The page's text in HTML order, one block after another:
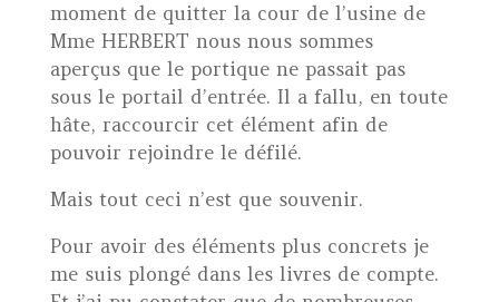
moment de quitter la cour de l’usine de
Mme HERBERT nous nous sommes
aperçus que le portique ne passait pas
sous le portail d’entrée. Il a fallu, en toute
hâte, raccourcir cet élément afin de
pouvoir rejoindre le défilé.
Mais tout ceci n’est que souvenir.
Pour avoir des éléments plus concrets je
me suis plongé dans les livres de compte.